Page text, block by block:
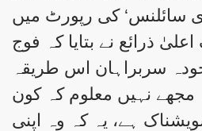
سائلنس‘ کی رپورٹ میں
ذرائع نے بتایا کہ فوج
سربراہان اس طریقہ
نہیں معلوم کہ کون
ہے، یہ کہ وہ اپنی